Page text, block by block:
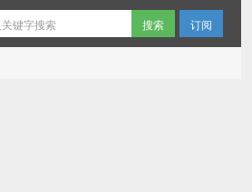
订阅